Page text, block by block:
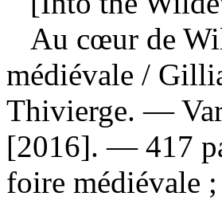
Au cœur de
médiévale /
Thivierge. —
[2016]. — 417
foire médiévale